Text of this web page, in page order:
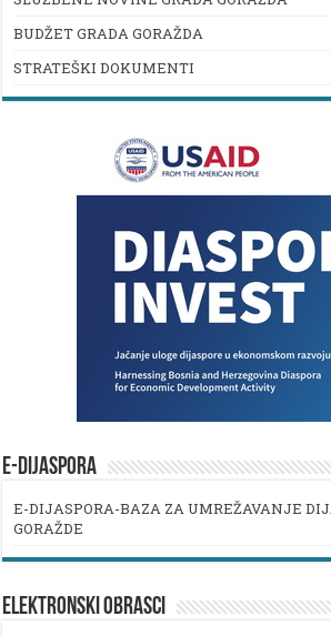
BUDŽET GRADA GORAŽDA
STRATEŠKI DOKUMENTI
E-DIJASPORA
E-DIJASPORA-BAZA ZA UMREŽAVANJE
GORAŽDE
ELEKTRONSKI OBRASCI